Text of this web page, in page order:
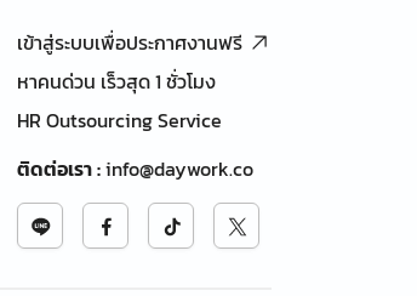
เข้าสู่ระบบเพื่อประกาศงานฟรี
หาคนด่วน เร็วสุด 1 ชั่วโมง
HR Outsourcing Service
ติดต่อเรา:info@daywork.co